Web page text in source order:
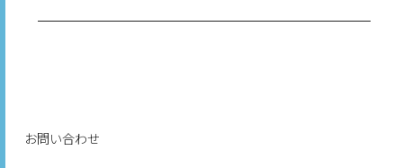
お問い合わせ